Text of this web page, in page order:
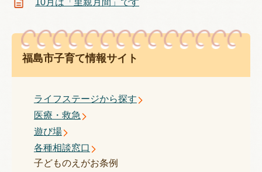
10月は「里親月間」です
福島市子育て情報サイト
ライフステージから探す
医療・救急
遊び場
各種相談窓口
子どものえがお条例